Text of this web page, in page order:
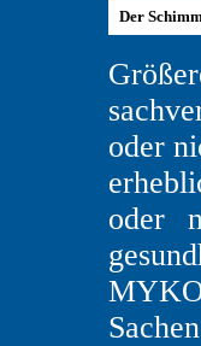
Der
oder
oder